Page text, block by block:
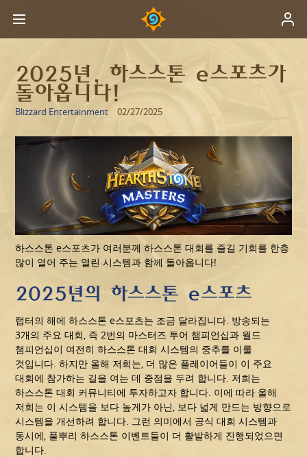
2025년, 하스스톤 e스포츠가
돌아옵니다!
Blizzard Entertainment 02/27/2025
하스스톤 e스포츠가 여러분께 하스스톤 대회를 즐길 기회를 한층
많이 열어 주는 열린 시스템과 함께 돌아옵니다!
2025년의 하스스톤 e스포츠
랩터의 해에 하스스톤 e스포츠는 조금 달라집니다. 방송되는
3개의 주요 대회, 즉 2번의 마스터즈 투어 챔피언십과 월드
챔피언십이 여전히 하스스톤 대회 시스템의 중추를 이룰
것입니다. 하지만 올해 저희는, 더 많은 플레이어들이 이 주요
대회에 참가하는 길을 여는 데 중점을 두려 합니다. 저희는
하스스톤 대회 커뮤니티에 투자하고자 합니다. 이에 따라 올해
저희는 이 시스템을 보다 높게가 아닌, 보다 넓게 만드는 방향으로
시스템을 개선하려 합니다. 그런 의미에서 공식 대회 시스템과
동시에, 풀뿌리 하스스톤 이벤트들이 더 활발하게 진행되었으면
합니다.